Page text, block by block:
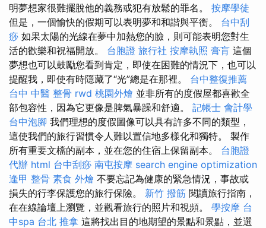
明夢想家很難擺脫他的義務或犯有放鬆的罪名。 按摩學徒
但是，一個愉快的假期可以表明夢和和諧與平衡。 台中刮
痧 如果太陽的光線在夢中加熱您的臉，則可能表明您對生
活的歡樂和祝福開放。 台胞證 旅行社 按摩執照 膏肓 這個
夢想也可以鼓勵您看到肯定，即使在困難的情況下，也可以
提醒我，即使有時隱藏了“光”總是在那裡。 台中整復推薦
台中 中醫 整骨 rwd 桃園外燴 並非所有的度假屋都喜歡全
部包容性，因為它更像是脾氣暴躁和舒適。 記帳士 會計學
台中泡腳 我們理想的度假圖像可以具有許多不同的類型，
這使我們的旅行習慣令人難以置信地多樣化和獨特。 製作
所有重要文檔的副本，並在您的住宿上保留副本。 台胞證
代辦 html 台中刮痧 南屯按摩 search engine optimization
逢甲 整骨 素食 外燴 不要忘記為健康的緊急情況，事故或
損失的行李保護您的旅行保險。 新竹 撥筋 閱讀旅行指南，
在在線論壇上瀏覽，並觀看旅行的照片和視頻。 學按摩 台
中spa 台北 推拿 這將找出目的地期望的景點和景點，並選